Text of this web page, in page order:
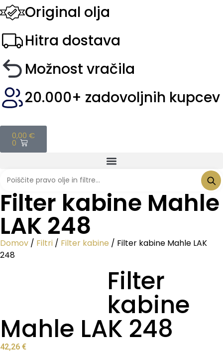
Original olja
Hitra dostava
Možnost vračila
20.000+ zadovoljnih kupcev
0,00 €
0
Filter kabine Mahle
LAK 248
Domov / Filtri / Filter kabine / Filter kabine Mahle LAK
248
Filter
kabine
Mahle LAK 248
42,26 €